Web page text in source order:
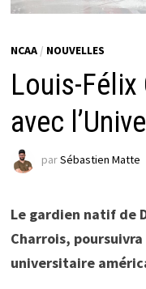
NCAA/ NOUVELLES
Louis-Félix
avec
parSébastien Matte
Le gardien natif de
Charrois,
universitaire